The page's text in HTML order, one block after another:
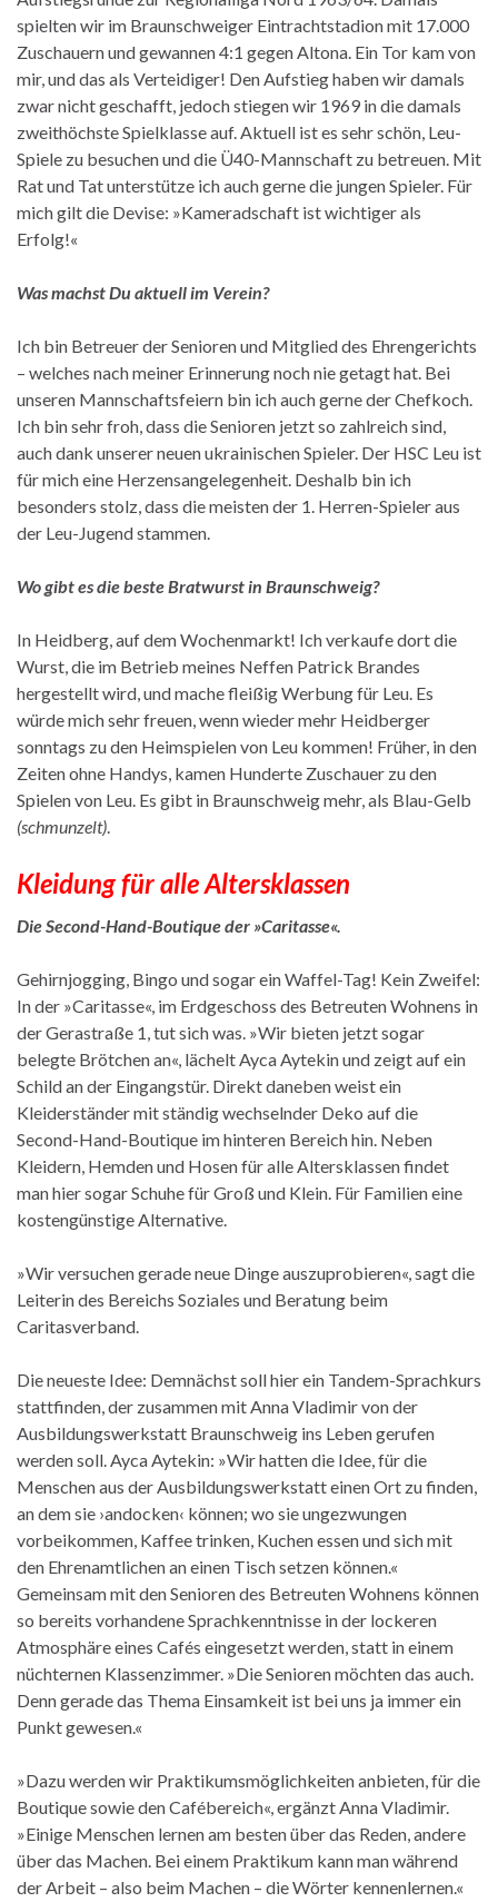
spielten wir im Braunschweiger Eintrachtstadion mit 17.000
Zuschauern und gewannen 4:1 gegen Altona. Ein Tor kam von
mir, und das als Verteidiger! Den Aufstieg haben wir damals
zwar nicht geschafft, jedoch stiegen wir 1969 in die damals
zweithöchste Spielklasse auf. Aktuell ist es sehr schön, Leu-
Spiele zu besuchen und die Ü40-Mannschaft zu betreuen. Mit
Rat und Tat unterstütze ich auch gerne die jungen Spieler. Für
mich gilt die Devise: »Kameradschaft ist wichtiger als
Erfolg!«
Was machst Du aktuell im Verein?
Ich bin Betreuer der Senioren und Mitglied des Ehrengerichts
– welches nach meiner Erinnerung noch nie getagt hat. Bei
unseren Mannschaftsfeiern bin ich auch gerne der Chefkoch.
Ich bin sehr froh, dass die Senioren jetzt so zahlreich sind,
auch dank unserer neuen ukrainischen Spieler. Der HSC Leu ist
für mich eine Herzensangelegenheit. Deshalb bin ich
besonders stolz, dass die meisten der 1. Herren-Spieler aus
der Leu-Jugend stammen.
Wo gibt es die beste Bratwurst in Braunschweig?
In Heidberg, auf dem Wochenmarkt! Ich verkaufe dort die
Wurst, die im Betrieb meines Neffen Patrick Brandes
hergestellt wird, und mache fleißig Werbung für Leu. Es
würde mich sehr freuen, wenn wieder mehr Heidberger
sonntags zu den Heimspielen von Leu kommen! Früher, in den
Zeiten ohne Handys, kamen Hunderte Zuschauer zu den
Spielen von Leu. Es gibt in Braunschweig mehr, als Blau-Gelb
(schmunzelt).
Kleidung für alle Altersklassen
Die Second-Hand-Boutique der »Caritasse«.
Gehirnjogging, Bingo und sogar ein Waffel-Tag! Kein Zweifel:
In der »Caritasse«, im Erdgeschoss des Betreuten Wohnens in
der Gerastraße 1, tut sich was. »Wir bieten jetzt sogar
belegte Brötchen an«, lächelt Ayca Aytekin und zeigt auf ein
Schild an der Eingangstür. Direkt daneben weist ein
Kleiderständer mit ständig wechselnder Deko auf die
Second-Hand-Boutique im hinteren Bereich hin. Neben
Kleidern, Hemden und Hosen für alle Altersklassen findet
man hier sogar Schuhe für Groß und Klein. Für Familien eine
kostengünstige Alternative.
»Wir versuchen gerade neue Dinge auszuprobieren«, sagt die
Leiterin des Bereichs Soziales und Beratung beim
Caritasverband.
Die neueste Idee: Demnächst soll hier ein Tandem-Sprachkurs
stattfinden, der zusammen mit Anna Vladimir von der
Ausbildungswerkstatt Braunschweig ins Leben gerufen
werden soll. Ayca Aytekin: »Wir hatten die Idee, für die
Menschen aus der Ausbildungswerkstatt einen Ort zu finden,
an dem sie ›andocken‹ können; wo sie ungezwungen
vorbeikommen, Kaffee trinken, Kuchen essen und sich mit
den Ehrenamtlichen an einen Tisch setzen können.«
Gemeinsam mit den Senioren des Betreuten Wohnens können
so bereits vorhandene Sprachkenntnisse in der lockeren
Atmosphäre eines Cafés eingesetzt werden, statt in einem
nüchternen Klassenzimmer. »Die Senioren möchten das auch.
Denn gerade das Thema Einsamkeit ist bei uns ja immer ein
Punkt gewesen.«
»Dazu werden wir Praktikumsmöglichkeiten anbieten, für die
Boutique sowie den Cafébereich«, ergänzt Anna Vladimir.
»Einige Menschen lernen am besten über das Reden, andere
über das Machen. Bei einem Praktikum kann man während
der Arbeit – also beim Machen – die Wörter kennenlernen.«